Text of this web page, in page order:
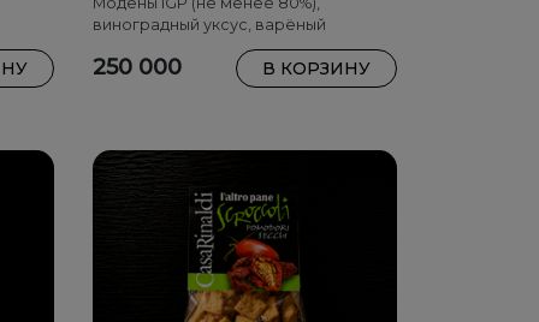
виноградный уксус, варёный
250 000 В КОРЗИНУ